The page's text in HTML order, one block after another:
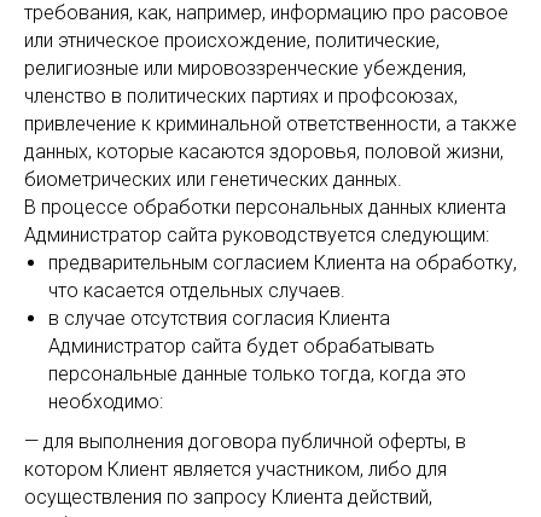
требования, как, например, информацию про расовое
или этническое происхождение, политические,
религиозные или мировоззренческие убеждения,
членство в политических партиях и профсоюзах,
привлечение к криминальной ответственности, а также
данных, которые касаются здоровья, половой жизни,
биометрических или генетических данных.
В процессе обработки персональных данных клиента
Администратор сайта руководствуется следующим:
предварительным согласием Клиента на обработку,
что касается отдельных случаев.
в случае отсутствия согласия Клиента
Администратор сайта будет обрабатывать
персональные данные только тогда, когда это
необходимо:
— для выполнения договора публичной оферты, в
котором Клиент является участником, либо для
осуществления по запросу Клиента действий,